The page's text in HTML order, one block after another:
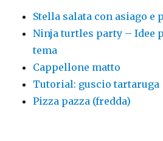
Stella salata con asiago e
Ninja turtles party – Idee
tema
Cappellone matto
Tutorial: guscio tartaruga
Pizza pazza (fredda)